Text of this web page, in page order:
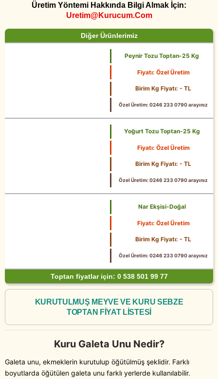
Üretim Yöntemi Hakkında Bilgi Almak İçin:
Uretim@kurucum.com
Diğer Ürünlerimiz
Peynir Tozu Toptan-25 Kg
Fiyatı: Özel Üretim
Birim Kg Fiyatı: - TL
Özel Üretim: 0246 233 0790 arayınız
Yoğurt Tozu Toptan-25 Kg
Fiyatı: Özel Üretim
Birim Kg Fiyatı: - TL
Özel Üretim: 0246 233 0790 arayınız
Nar Ekşisi-Doğal
Fiyatı: Özel Üretim
Birim Kg Fiyatı: - TL
Özel Üretim: 0246 233 0790 arayınız
Toptan fiyatlar için: 0 538 501 99 77
KURUTULMUŞ MEYVE VE KURU SEBZE
TOPTAN FİYAT LİSTESİ
Kuru Galeta Unu Nedir?
Galeta unu, ekmeklerin kurutulup öğütülmüş şeklidir. Farklı
boyutlarda öğütülen galeta unu farklı yerlerde kullanılabilir.